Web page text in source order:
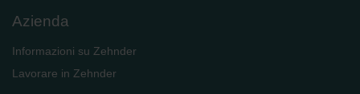
Azienda
Informazioni su Zehnder
Lavorare in Zehnder